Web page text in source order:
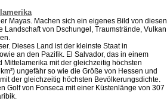
Mayas. Machen sich ein eigenes Bild von diesen
Landschaft von Dschungel, Traumstrände, Vulkan
Dieses Land ist der kleinste Staat in
an den Pazifik. El Salvador, das in einem
mit der gleichzeitig höchsten
ungefähr so wie die Größe von Hessen und
der gleichzeitig höchsten Bevölkerungsdichte.
Golf von Fonseca mit einer Küstenlänge von 307